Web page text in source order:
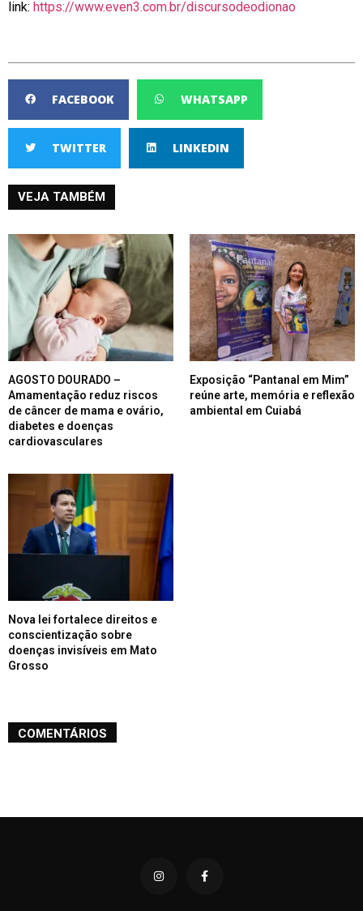
link: https://www.even3.com.br/discursodeodionao
FACEBOOK WHATSAPP
TWITTER LINKEDIN
VEJA TAMBÉM
AGOSTO DOURADO –
Amamentação reduz riscos
de câncer de mama e ovário,
diabetes e doenças
cardiovasculares
Exposição “Pantanal em Mim”
reúne arte, memória e reflexão
ambiental em Cuiabá
Nova lei fortalece direitos e
conscientização sobre
doenças invisíveis em Mato
Grosso
COMENTÁRIOS